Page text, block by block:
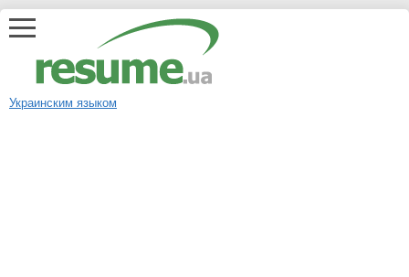
Украинским языком